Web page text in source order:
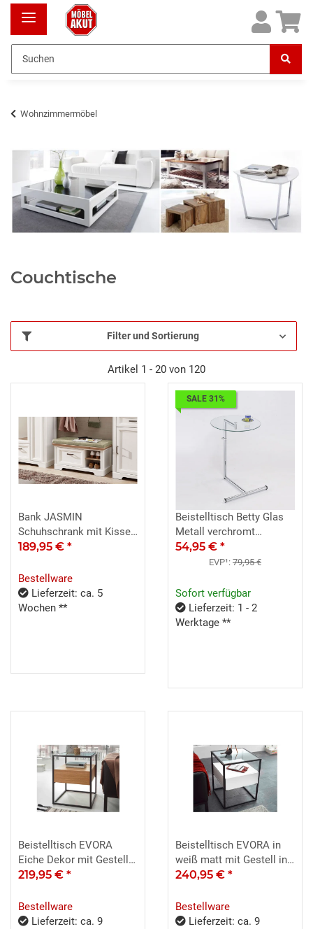
Wohnzimmermöbel
Couchtische
Filter und Sortierung
Artikel 1 - 20 von 120
Bank JASMIN
Schuhschrank mit Kissen
Pinie hell und Artisan
189,95 € *
Bestellware
Lieferzeit: ca. 5
Wochen **
SALE 31%
Beistelltisch Betty Glas
Metall verchromt
höhenverstellbar
54,95 € *
EVP¹: 79,95 €
Sofort verfügbar
Lieferzeit: 1 - 2
Werktage **
Beistelltisch EVORA
Eiche Dekor mit Gestell
in schwarz 43cm
219,95 € *
Bestellware
Lieferzeit: ca. 9
Beistelltisch EVORA in
weiß matt mit Gestell in
schwarz 43cm
240,95 € *
Bestellware
Lieferzeit: ca. 9